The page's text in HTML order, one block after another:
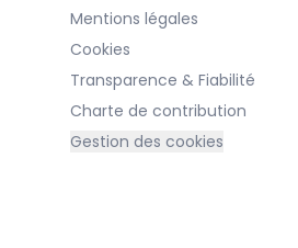
Mentions légales
Cookies
Transparence & Fiabilité
Charte de contribution
Gestion des cookies